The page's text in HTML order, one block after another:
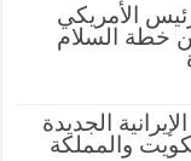
الأمريكي
من خطة السلام
الجديدة
والمملكة